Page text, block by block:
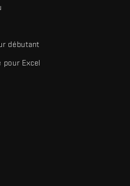
débutant
pour Excel